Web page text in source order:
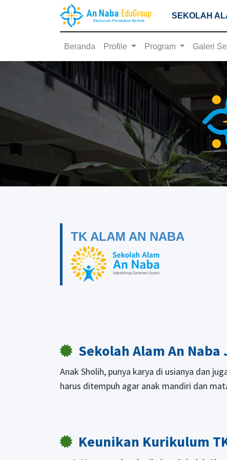
SEKOLAH
Beranda Profile Program Galeri
TK ALAM AN NABA
Sekolah Alam An Naba
Anak Sholih, punya karya di usianya dan
harus ditempuh agar anak mandiri dan
Keunikan Kurikulum